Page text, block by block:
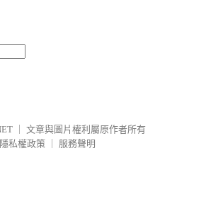
文章與圖片權利屬原作者所有
隱私權政策
服務聲明